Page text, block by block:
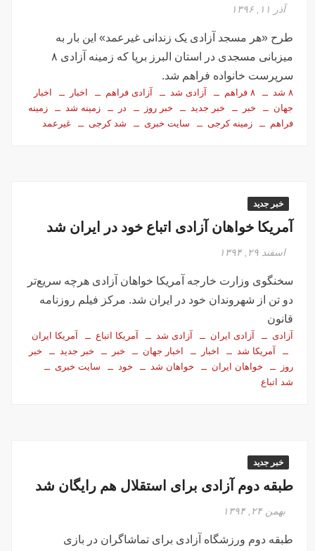
تصاویر تصادف زنجیره‌ای ۱۲ خودرو در تهران
اولین جلسه امنیتی ایران و امارات پس از جنگ؟!
جاسوسی اسرائیل از مقامات آمریکا در خصوص ایران
سفره عقدی که با پهپاد در میدان انقلاب برپا شد
این سه نفر بد اخلاق‌ترین ایرانی‌های ۲۴ ساعت اخیر هستند
توییت خبرساز مشاور قالیباف درباره سفر نتانیاهو
گزارش خبرگزاری مهر از اعتراضات امروز در مشهد
بازداشت ۴ نفر در پی حمله به فرمانداری فسا
در ساعات اخیر اینترنت برخی مردم قطع شد
جزئیات ناآرامیِ امروز در خیابان جمهوری تهران
آذر ۱۱, ۱۳۹۶
طرح «هر مسجد آزادی یک زندانی غیرعمد» این بار به
میزبانی مسجدی در استان البرز برپا که زمینه آزادی ۸
سرپرست خانواده فراهم شد.
۸ شد ۸ فراهم آزادی شد آزادی فراهم اخبار
اخبار
جهان
خبر خبر جدید خبر روز در زمینه شد
زمینه
فراهم
زمینه کرجی سایت خبری شد کرجی غیرعمد
خبر جدید
آمریکا خواهان آزادی اتباع خود در ایران شد
اسفند ۲۹, ۱۳۹۴
سخنگوی وزارت خارجه آمریکا خواهان آزادی هرچه سریع‌تر
دو تن از شهروندان خود در ایران شد. مرکز فیلم روزنامه
قانون
آزادی آزادی ایران آزادی شد آمریکا اتباع
آمریکا ایران
آمریکا شد
اخبار اخبار جهان خبر خبر جدید
خبر
روز
خواهان ایران خواهان شد خود
سایت خبری
شد اتباع
خبر جدید
طبقه دوم آزادی برای استقلال هم رایگان شد
بهمن ۲۴, ۱۳۹۴
طبقه دوم ورزشگاه آزادی برای تماشاگران در بازی